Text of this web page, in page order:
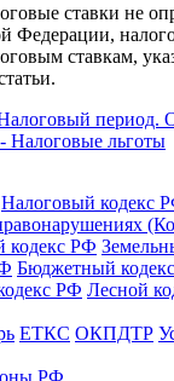
ставки не
Федерации,
ставкам,
период.
Налоговые льготы
Налоговый кодекс
кодекс РФ
Бюджетный
РФ Лесной
ЕТКС ОКПДТР
РФ